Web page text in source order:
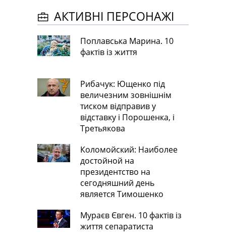
АКТИВНІ ПЕРСОНАЖІ
Поплавська Марина. 10
фактів із життя
Рибачук: Ющенко під
величезним зовнішнім
тиском відправив у
відставку і Порошенка, і
Третьякова
Коломойский: Наиболее
достойной на
президентство на
сегодняшний день
является Тимошенко
Мураєв Євген. 10 фактів із
життя сепаратиста